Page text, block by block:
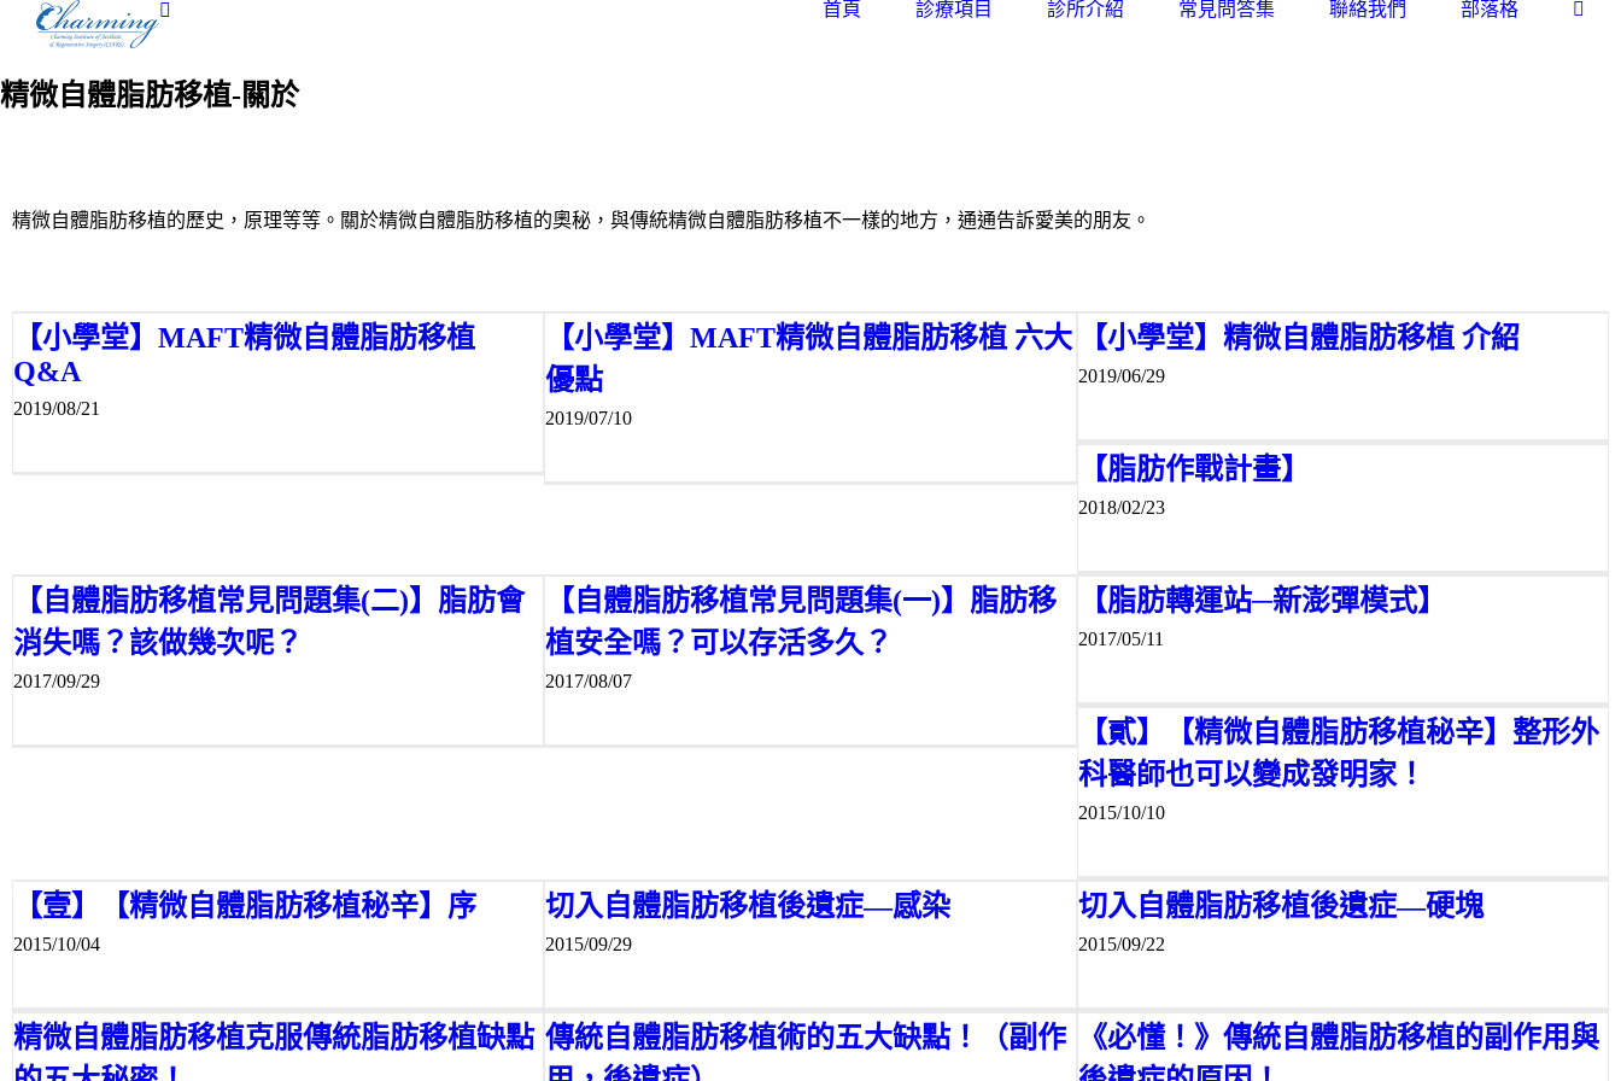
content
首頁 診療項目 診所介紹 常見問答集 聯絡我們 部落格
精微自體脂肪移植-關於
精微自體脂肪移植的歷史，原理等等。關於精微自體脂肪移植的奧秘，與傳統精微自體脂肪移植不一樣的地方，通通告訴愛美的朋友。
【小學堂】MAFT精微自體脂肪移植
Q&A
2019/08/21
【小學堂】MAFT精微自體脂肪移植 六大
優點
2019/07/10
【小學堂】精微自體脂肪移植 介紹
2019/06/29
【脂肪作戰計畫】
2018/02/23
【自體脂肪移植常見問題集(二)】脂肪會
消失嗎？該做幾次呢？
2017/09/29
【自體脂肪移植常見問題集(一)】脂肪移
植安全嗎？可以存活多久？
2017/08/07
【脂肪轉運站─新澎彈模式】
2017/05/11
【貳】【精微自體脂肪移植秘辛】整形外
科醫師也可以變成發明家！
2015/10/10
【壹】【精微自體脂肪移植秘辛】序
2015/10/04
切入自體脂肪移植後遺症—感染
2015/09/29
切入自體脂肪移植後遺症—硬塊
2015/09/22
精微自體脂肪移植克服傳統脂肪移植缺點 傳統自體脂肪移植術的五大缺點！（副作
《必懂！》傳統自體脂肪移植的副作用與